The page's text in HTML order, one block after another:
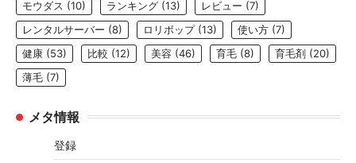
モウダス (10) ランキング (13) レビュー (7)
レンタルサーバー (8) ロリポップ(13) 使い方 (7)
健康 (53) 比較 (12) 美容 (46) 育毛 (8) 育毛剤 (20)
薄毛 (7)
メタ情報
登録